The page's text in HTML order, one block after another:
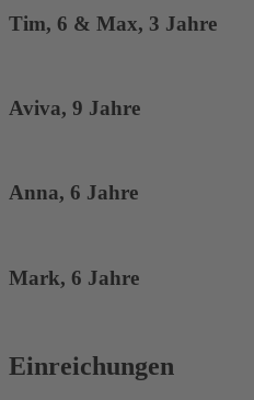
Tim, 6 & Max, 3 Jahre
Aviva, 9 Jahre
Anna, 6 Jahre
Mark, 6 Jahre
Einreichungen